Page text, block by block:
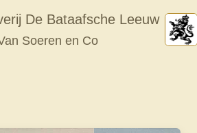
De Bataafsche Leeuw
Soeren en Co